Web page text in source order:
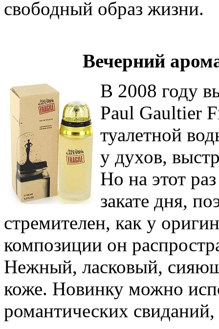
свободный образ жизни.
Вечерний
В 2008 году
Paul Gaultier
туалетной
у духов,
Но на этот
закате дня,
стремителен, как у
композиции он
Нежный, ласковый,
коже. Новинку можно
романтических